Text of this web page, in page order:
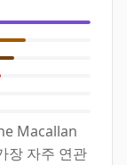
Macallan
장 자주 연관